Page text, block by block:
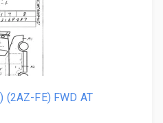
(2AZ-FE) FWD AT